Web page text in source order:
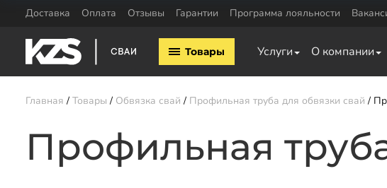
Доставка Оплата Отзывы Гарантии Программа лояльности
Товары Услуги О компании
Винтовые сваи 57мм
Винтовые сваи 108мм
Винтовые сваи 159мм
Винтовые сваи 219мм
ЖБ сваи 150х150
Обвязка свай
свай
Пластины для свай
Профильная труба для обвязки
Главная Товары Обвязка свай Профильная труба для обвязки свай
Профильная